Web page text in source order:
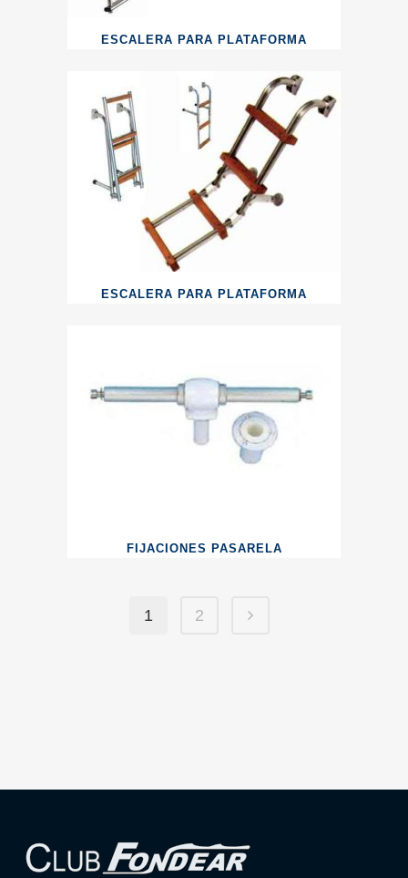
ESCALERA PARA PLATAFORMA
ESCALERA PARA PLATAFORMA
FIJACIONES PASARELA
1 2